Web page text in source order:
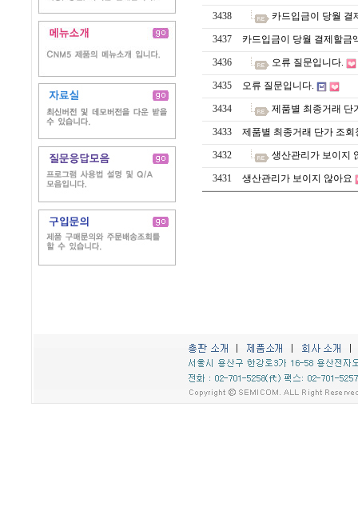
3438 카드입금이 당월
3437 카드입금이 당월 결제할
3436 오류 질문입니다.
3435 오류 질문입니다.
3434 제품별 최종거래
3433 제품별 최종거래 단가 조
3432 생산관리가 보이지
3431 생산관리가 보이지 않아요